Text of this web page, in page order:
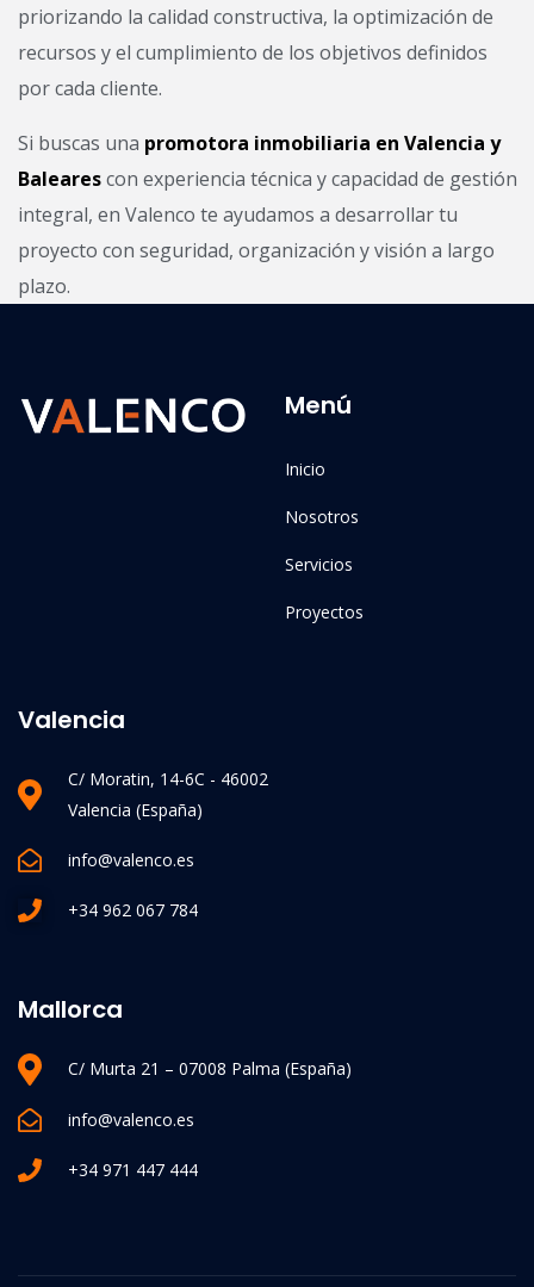
priorizando la calidad constructiva, la optimización de
recursos y el cumplimiento de los objetivos definidos
por cada cliente.
Si buscas una promotora inmobiliaria en Valencia y
Balearescon experiencia técnica y capacidad de gestión
integral, en Valenco te ayudamos a desarrollar tu
proyecto con seguridad, organización y visión a largo
plazo.
Menú
Inicio
Nosotros
Servicios
Proyectos
Valencia
C/ Moratin, 14-6C - 46002
Valencia (España)
info@valenco.es
+34 962 067 784
Mallorca
C/ Murta 21 – 07008 Palma (España)
info@valenco.es
+34 971 447 444